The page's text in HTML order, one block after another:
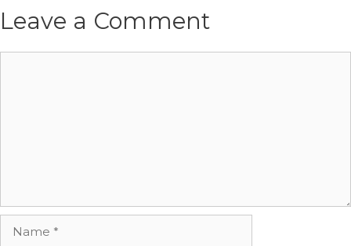
Leave a Comment